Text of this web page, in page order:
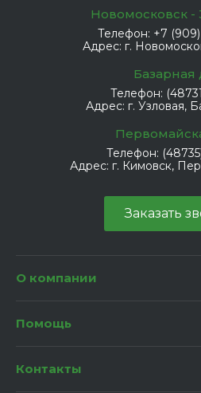
Новомосковск -
Телефон: +7
Адрес: г.
Базарная
Телефон:
Адрес: г. Узловая,
Телефон:
Адрес: г. Кимовск,
Заказать
О компании
Помощь
Контакты